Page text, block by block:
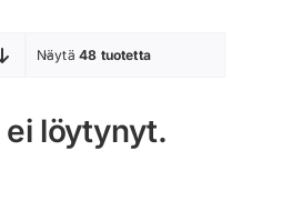
Näytä48 tuotetta
löytynyt.